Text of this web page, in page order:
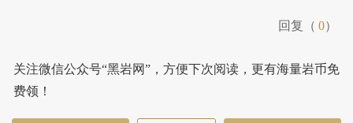
回复（ 0）
关注微信公众号“黑岩网”，方便下次阅读，更有海量岩币免
费领！